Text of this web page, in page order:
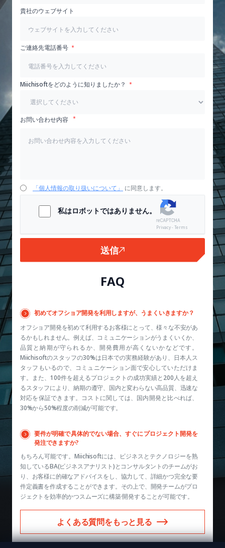
貴社のウェブサイト
ご連絡先電話番号
Miichisoftをどのように知りましたか？
お問い合わせ内容
「個人情報の取り扱いについて」 に同意します。
私はロボットではありません。
Privacy - Terms
送信
FAQ
初めてオフショア開発を利用しますが、うまくいきますか？
オフショア開発を初めて利用するお客様にとって、様々な不安があ
るかもしれません。例えば、コミュニケーションがうまくいくか、
品質と納期が守られるか、開発費用が高くないかなどです。
Miichisoftのスタッフの30%は日本での実務経験があり、日本人ス
タッフもいるので、コミュニケーション面で安心していただけま
す。また、100件を超えるプロジェクトの成功実績と200人を超え
るスタッフにより、納期の遵守、国内と変わらない高品質、迅速な
対応を保証できます。コストに関しては、国内開発と比べれば、
30%から50%程度の削減が可能です。
要件が明確で具体的でない場合、すぐにプロジェクト開発を
発注できますか?
もちろん可能です。Miichisoftには、ビジネスとテクノロジーを熟
知しているBA(ビジネスアナリスト)とコンサルタントのチームがお
り、お客様に的確なアドバイスをし、協力して、詳細かつ完全な要
件定義書を作成することができます。その上で、開発チームがプロ
ジェクトを効率的かつスムーズに構築·開発することが可能です。
よくある質問をもっと見る